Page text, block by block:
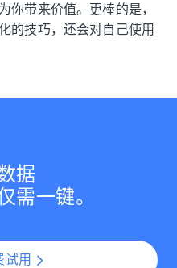
你带来价值。更棒的是，
的技巧，还会对自己使用
据
需一键。
试用